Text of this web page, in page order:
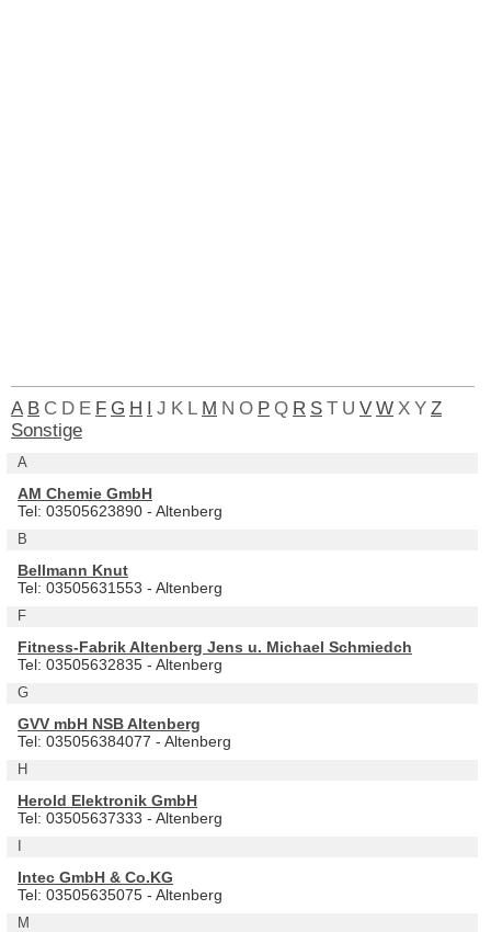
A B C D E F G H I J K L M N O P Q R S T U V W X Y Z
Sonstige
A
AM Chemie GmbH
Tel: 03505623890 - Altenberg
B
Bellmann Knut
Tel: 03505631553 - Altenberg
F
Fitness-Fabrik Altenberg Jens u. Michael Schmiedch
Tel: 03505632835 - Altenberg
G
GVV mbH NSB Altenberg
Tel: 035056384077 - Altenberg
H
Herold Elektronik GmbH
Tel: 03505637333 - Altenberg
Intec GmbH & Co.KG
Tel: 03505635075 - Altenberg
M